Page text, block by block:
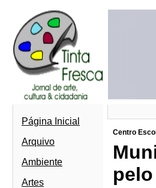
Página Inicial
Arquivo
Ambiente
Artes
Centro